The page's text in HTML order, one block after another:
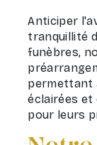
Anticiper
tranquillité
funèbres,
permettant
éclairées et
pour leurs